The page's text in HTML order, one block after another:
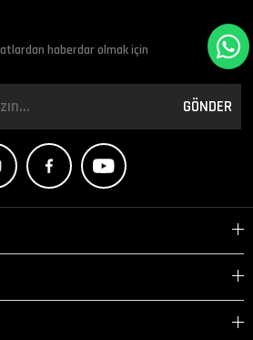
haberdar olmak için
GÖNDER